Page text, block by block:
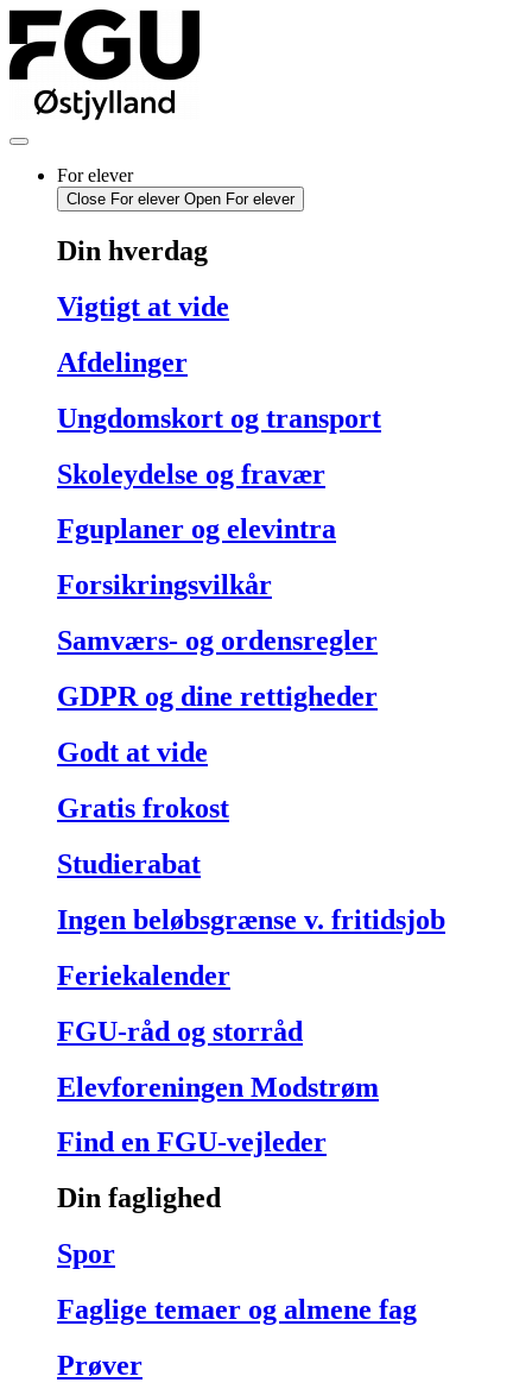
til
indhold
For elever
Close For elever Open For elever
Din hverdag
Vigtigt at vide
Afdelinger
Ungdomskort og transport
Skoleydelse og fravær
Fguplaner og elevintra
Forsikringsvilkår
Samværs- og ordensregler
GDPR og dine rettigheder
Godt at vide
Gratis frokost
Studierabat
Ingen beløbsgrænse v. fritidsjob
Feriekalender
FGU-råd og storråd
Elevforeningen Modstrøm
Find en FGU-vejleder
Din faglighed
Spor
Faglige temaer og almene fag
Prøver